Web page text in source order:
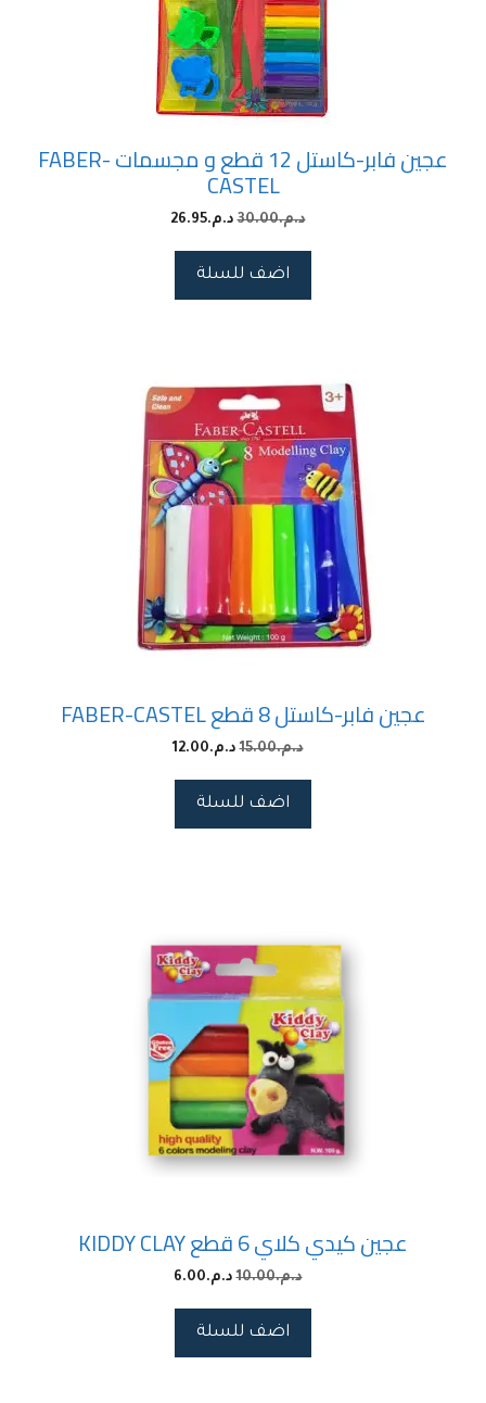
عجين فابر-كاستل 12 قطع و مجسمات FABER-
CASTEL
د.م.30.00 د.م.26.95
اضف للسلة
عجين فابر-كاستل 8 قطع FABER-CASTEL
د.م.15.00 د.م.12.00
اضف للسلة
عجين كيدي كلاي 6 قطع KIDDY CLAY
د.م.10.00 د.م.6.00
اضف للسلة